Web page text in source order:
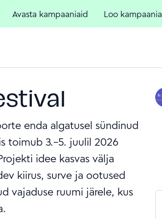
Avasta kampaaniaid Loo kampaania
enda algatusel sündinud
toimub 3.–5. juulil 2026
idee kasvas välja
kiirus, surve ja ootused
vajaduse ruumi järele, kus